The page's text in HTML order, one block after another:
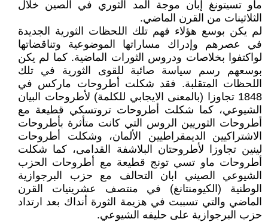
ماو تسيتونغ إبان موجة المد الثوري في الصين خلال
الثلاثينات من القرن الماضي.
لم يكن بوسع هؤلاء فهم تلك اللحظات الثورية الجديدة
في عصرهم وإدراك مساراتها الموضوعية وتناقضاتها
لواكتفوا بخلاصات ودروس الثورات الماضية. كما لم يكن
بوسعهم رسم سياسة صائبة للقوى الثورية في تلك
اللحظات المتقلبة. فقد شكلت أطروحات ماركس في
1848 تجاوزا (بالمعنى الايجابي للكلمة) لأطروحات البيان
الشيوعي، كما شكلت أطروحات تروتسكي قطيعة مع
أطروحات الثوريين الروس التي كانت متأثرة بأطروحات
الاشتراكيين الديمقراطيين الألمان، وشكلت أطروحات
لينين تجاوزا لأطروحتان البلاشفة القدامى، كما شكلت
أطروحات ماو تسي تونج قطيعة مع أطروحات الحزب
الشيوعي الصيني ابان التحالف مع حزب البرجوازية
الوطنية (الكيومنتانغ) في منتصف عشرينيات القرن
الماضي والتي تسببت في هزيمة الثورة أنداك بعد ارتداد
حزب البرجوازية على حليفه الشيوعي.